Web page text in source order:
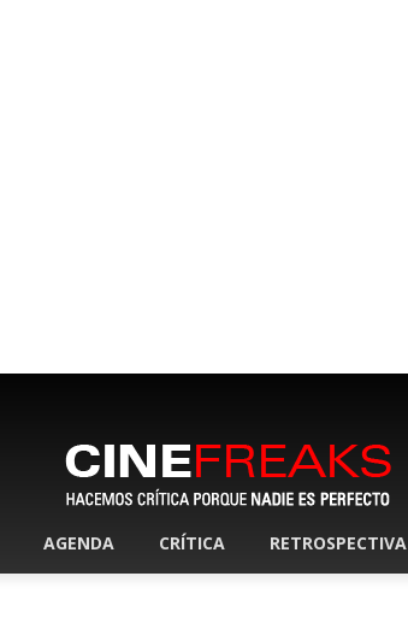
AGENDA CRÍTICA RETROSPECTIVA